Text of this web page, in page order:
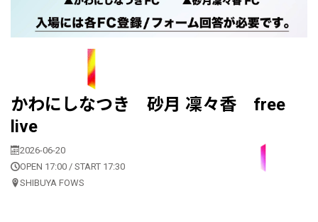
かわにしなつき 砂月 凜々香 free
live
2026-06-20
OPEN 17:00 / START 17:30
SHIBUYA FOWS